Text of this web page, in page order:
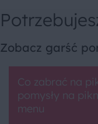
Zobacz garść
Co zabrać na
pomysły na
menu